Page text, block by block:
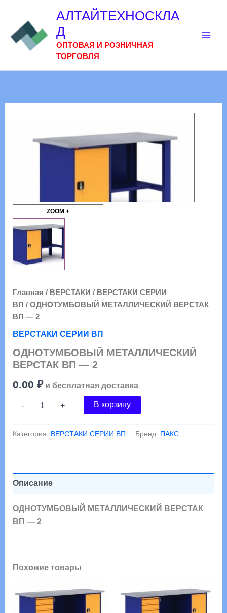
содержимому
АЛТАЙТЕХНОСКЛА
Д
ОПТОВАЯ И РОЗНИЧНАЯ
ТОРГОВЛЯ
ZOOM +
Главная / ВЕРСТАКИ / ВЕРСТАКИ СЕРИИ
ВП / ОДНОТУМБОВЫЙ МЕТАЛЛИЧЕСКИЙ ВЕРСТАК
ВП — 2
ВЕРСТАКИ СЕРИИ ВП
ОДНОТУМБОВЫЙ МЕТАЛЛИЧЕСКИЙ
ВЕРСТАК ВП — 2
0.00 ₽ и бесплатная доставка
-
МЕТАЛЛИЧЕСКИЙ
ВЕРСТАК
2
+ В корзину
Категория: ВЕРСТАКИ СЕРИИ ВП Бренд: ПАКС
Описание
ОДНОТУМБОВЫЙ МЕТАЛЛИЧЕСКИЙ ВЕРСТАК
ВП — 2
Похожие товары